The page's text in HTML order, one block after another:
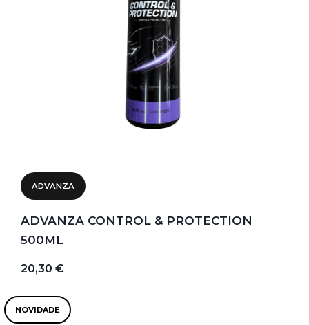
ADVANZA
ADVANZA CONTROL & PROTECTION
500ML
20,30 €
NOVIDADE